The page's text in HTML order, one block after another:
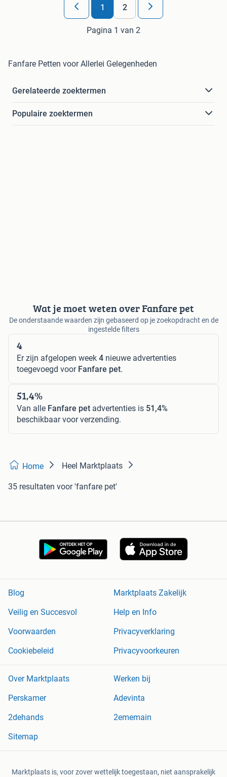
1 2
Pagina 1 van 2
Fanfare Petten voor Allerlei Gelegenheden
Gerelateerde zoektermen
Populaire zoektermen
Wat je moet weten over Fanfare pet
De onderstaande waarden zijn gebaseerd op je zoekopdracht en de
ingestelde filters
4
Er zijn afgelopen week 4 nieuwe advertenties
toegevoegd voor Fanfare pet.
51,4%
Van alle Fanfare pet advertenties is 51,4%
beschikbaar voor verzending.
Home Heel Marktplaats
35 resultaten voor 'fanfare pet'
Blog
Marktplaats Zakelijk
Veilig en Succesvol
Help en Info
Voorwaarden
Privacyverklaring
Cookiebeleid
Privacyvoorkeuren
Over Marktplaats
Werken bij
Perskamer
Adevinta
2dehands
2ememain
Sitemap
Marktplaats is, voor zover wettelijk toegestaan, niet aansprakelijk